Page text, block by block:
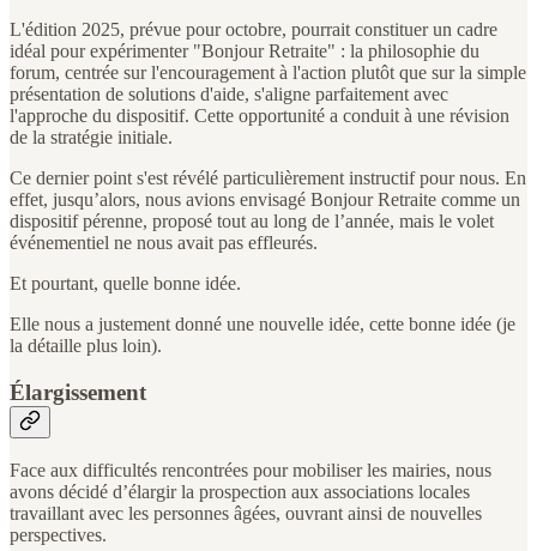
L'édition 2025, prévue pour octobre, pourrait constituer un cadre
idéal pour expérimenter "Bonjour Retraite" : la philosophie du
forum, centrée sur l'encouragement à l'action plutôt que sur la simple
présentation de solutions d'aide, s'aligne parfaitement avec
l'approche du dispositif. Cette opportunité a conduit à une révision
de la stratégie initiale.
Ce dernier point s'est révélé particulièrement instructif pour nous. En
effet, jusqu’alors, nous avions envisagé Bonjour Retraite comme un
dispositif pérenne, proposé tout au long de l’année, mais le volet
événementiel ne nous avait pas effleurés.
Et pourtant, quelle bonne idée.
Elle nous a justement donné une nouvelle idée, cette bonne idée (je
la détaille plus loin).
Élargissement
Face aux difficultés rencontrées pour mobiliser les mairies, nous
avons décidé d’élargir la prospection aux associations locales
travaillant avec les personnes âgées, ouvrant ainsi de nouvelles
perspectives.